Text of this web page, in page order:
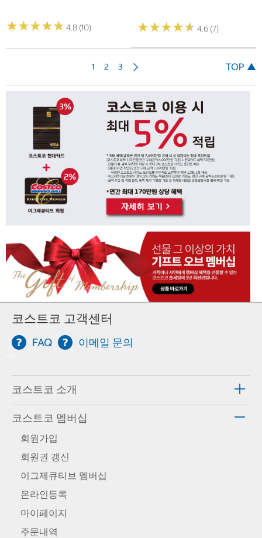
★★★★★
★★★★★ 4.8 (10) ★★★★★
★★★★★ 4.6 (7)
1 2 3 TOP ▲
코스트코 고객센터
FAQ 이메일 문의
코스트코 소개
코스트코 멤버십
회원가입
회원권 갱신
이그제큐티브 멤버십
온라인등록
마이페이지
주문내역